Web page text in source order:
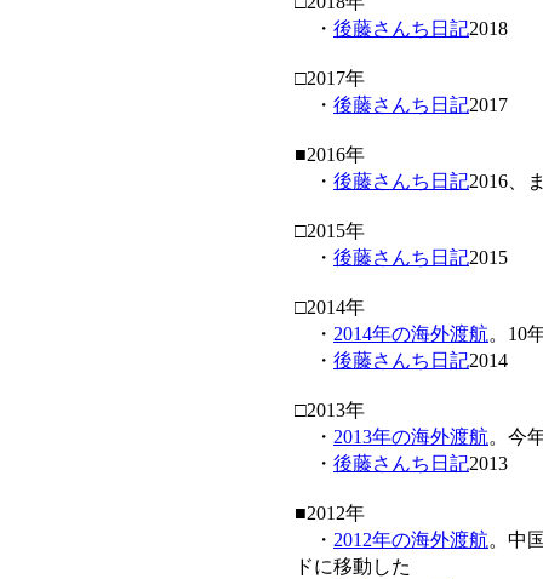
・ 後藤さんち日記2018
□2017年
・ 後藤さんち日記2017
■2016年
・ 後藤さんち日記2016、
□2015年
・ 後藤さんち日記2015
□2014年
・ 2014年の海外渡航。10
・ 後藤さんち日記2014
□2013年
・ 2013年の海外渡航。今
・ 後藤さんち日記2013
■2012年
・ 2012年の海外渡航。中
ドに移動した